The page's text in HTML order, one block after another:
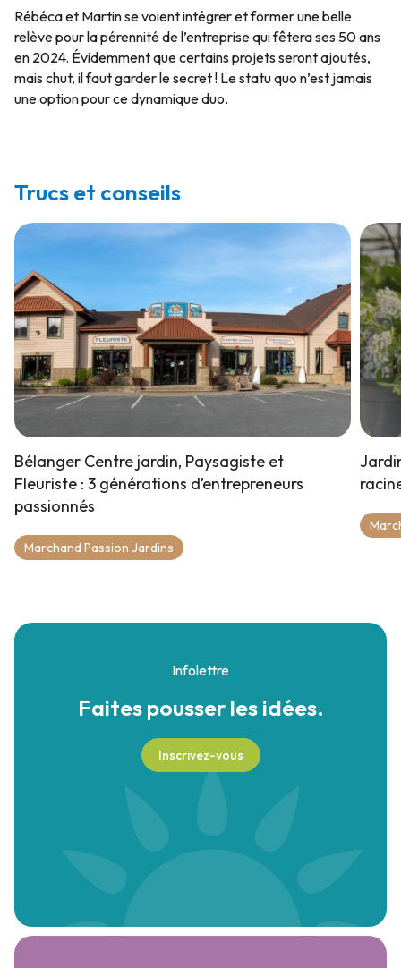
Rébéca et Martin se voient intégrer et former une belle
relève pour la pérennité de l’entreprise qui fêtera ses 50 ans
en 2024. Évidemment que certains projets seront ajoutés,
mais chut, il faut garder le secret ! Le statu quo n’est jamais
une option pour ce dynamique duo.
Trucs et conseils
Bélanger Centre jardin, Paysagiste et
Fleuriste : 3 générations d’entrepreneurs
passionnés
Marchand Passion Jardins
Infolettre
Faites pousserles idées.
Inscrivez-vous